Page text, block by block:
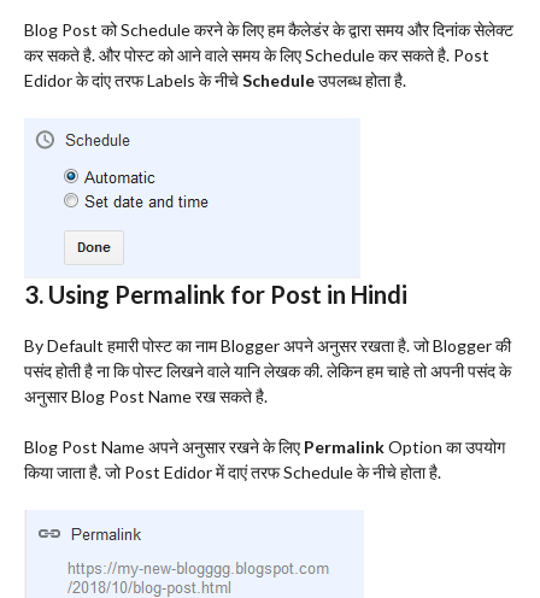
Blog Post को Schedule करने के लिए हम कैलेडंर के द्वारा समय और दिनांक सेलेक्ट
कर सकते है. और पोस्ट को आने वाले समय के लिए Schedule कर सकते है. Post
Edidor के दांए तरफ Labels के नीचेScheduleउपलब्ध होता है.
3. Using Permalink for Post in Hindi
By Default हमारी पोस्ट का नाम Blogger अपने अनुसर रखता है. जो Blogger की
पसंद होती है ना कि पोस्ट लिखने वाले यानि लेखक की. लेकिन हम चाहे तो अपनी पसंद के
अनुसार Blog Post Name रख सकते है.
Blog Post Name अपने अनुसार रखने के लिएPermalinkOption का उपयोग
किया जाता है. जो Post Edidor में दाएं तरफ Schedule के नीचे होता है.